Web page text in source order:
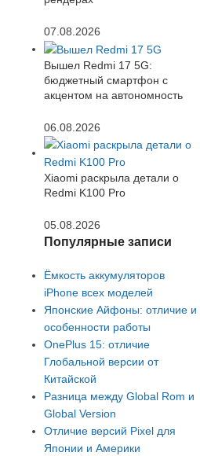
07.08.2026
Вышел Redmi 17 5G:
бюджетный смартфон с
акцентом на автономность
06.08.2026
Xiaomi раскрыла детали о
Redmi K100 Pro
05.08.2026
Популярные записи
Ёмкость аккумуляторов
iPhone всех моделей
Японские Айфоны: отличие и
особенности работы
OnePlus 15: отличие
Глобальной версии от
Китайской
Разница между Global Rom и
Global Version
Отличие версий Pixel для
Японии и Америки